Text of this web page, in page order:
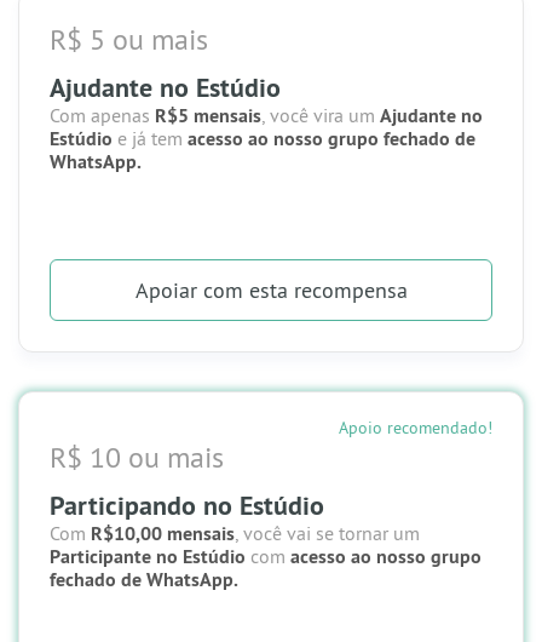
R$ 5 ou mais
Ajudante no Estúdio
Com apenas R$5 mensais , você vira um Ajudante no
Estúdio e já tem acesso ao nosso grupo fechado de
WhatsApp.
Apoiarcom esta recompensa
Apoio recomendado!
R$ 10 ou mais
Participando no Estúdio
Com R$10,00 mensais , você vai se tornar um
Participante no Estúdio com acesso ao nosso grupo
fechado de WhatsApp.